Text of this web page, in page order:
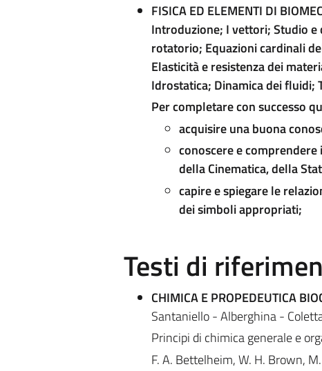
FISICA ED ELEMENTI DI
Introduzione; I vettori; Studio e
rotatorio; Equazioni cardinali
Elasticità e resistenza dei
Idrostatica; Dinamica dei fluidi;
Per completare con successo
acquisire una buona
conoscere e
della Cinematica, della
capire e spiegare le
dei simboli appropriati;
Testi di
CHIMICA E PROPEDEUTICA
Santaniello - Alberghina -
Principi di chimica generale e
F. A. Bettelheim, W. H. Brown,